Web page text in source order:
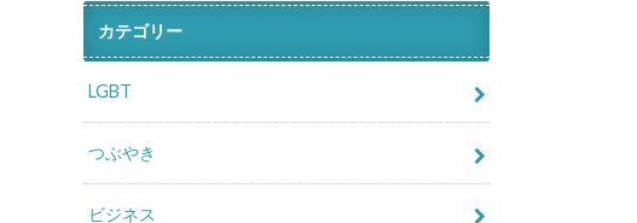
カテゴリー
LGBT
つぶやき
ビジネス